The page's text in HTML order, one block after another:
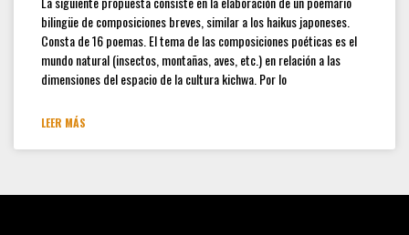
Convocatoria Preliminar: 3ra
Convocatoria abierta, colección
estudiantes y docentes
Hamilton Rodríguez
bilingüe de composiciones breves, similar a los haikus japoneses.
Consta de 16 poemas. El tema de las composiciones poéticas es el
mundo natural (insectos, montañas, aves, etc.) en relación a las
dimensiones del espacio de la cultura kichwa. Por lo
LEER MÁS